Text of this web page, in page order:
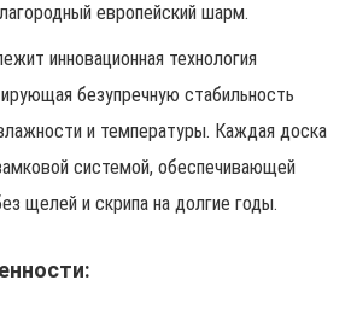
европейский шарм.
инновационная технология
безупречную стабильность
и температуры. Каждая доска
системой, обеспечивающей
щелей и скрипа на долгие годы.